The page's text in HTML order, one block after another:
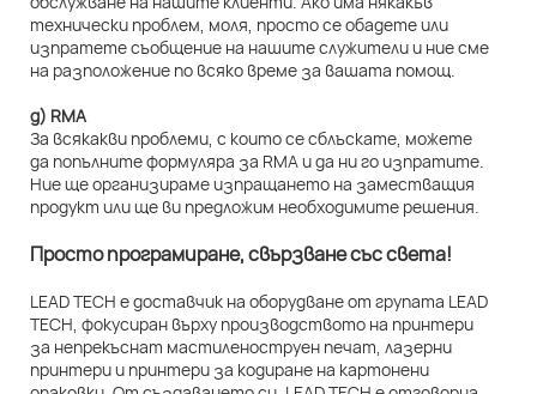
технически проблем, моля, просто се обадете или
изпратете съобщение на нашите служители и ние сме
на разположение по всяко време за вашата помощ.
д) RMA
За всякакви проблеми, с които се сблъскате, можете
да попълните формуляра за RMA и да ни го изпратите.
Ние ще организираме изпращането на заместващия
продукт или ще ви предложим необходимите решения.
Просто програмиране, свързване със света!
LEAD TECH е доставчик на оборудване от групата LEAD
TECH, фокусиран върху производството на принтери
за непрекъснат мастиленоструен печат, лазерни
принтери и принтери за кодиране на картонени